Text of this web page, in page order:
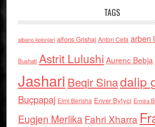
TAGS
albano kolonjari alfons Grishaj Anton Cefa arben
Bushati Astrit Lulushi Aurenc Bebja
Jashari Beqir Sinadalip
Buçpapaj Elmi Berisha Enver Bytyci Ermira
Eugjen MerlikaFahri Xharra